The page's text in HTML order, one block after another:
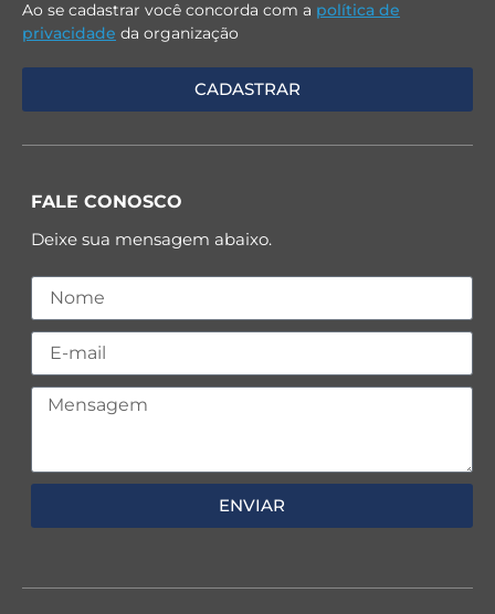
Ao se cadastrar você concorda com a política de
privacidade da organização
FALE CONOSCO
Deixe sua mensagem abaixo.
ENVIAR